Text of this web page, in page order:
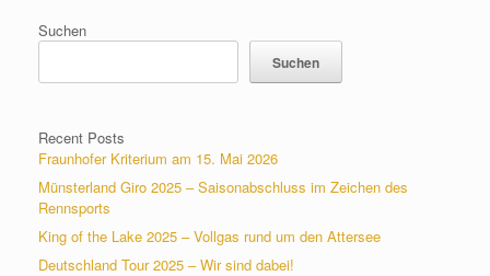
Suchen
Suchen
Recent Posts
Fraunhofer Kriterium am 15. Mai 2026
Münsterland Giro 2025 – Saisonabschluss im Zeichen des
Rennsports
King of the Lake 2025 – Vollgas rund um den Attersee
Deutschland Tour 2025 – Wir sind dabei!